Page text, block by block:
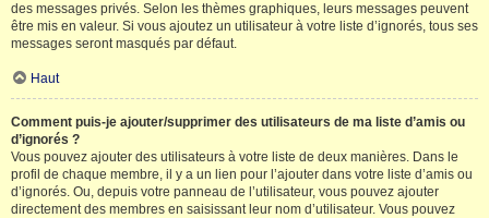
des messages privés. Selon les thèmes graphiques, leurs messages peuvent
être mis en valeur. Si vous ajoutez un utilisateur à votre liste d’ignorés, tous ses
messages seront masqués par défaut.
Haut
Comment puis-je ajouter/supprimer des utilisateurs de ma liste d’amis ou
d’ignorés ?
Vous pouvez ajouter des utilisateurs à votre liste de deux manières. Dans le
profil de chaque membre, il y a un lien pour l’ajouter dans votre liste d’amis ou
d’ignorés. Ou, depuis votre panneau de l’utilisateur, vous pouvez ajouter
directement des membres en saisissant leur nom d’utilisateur. Vous pouvez